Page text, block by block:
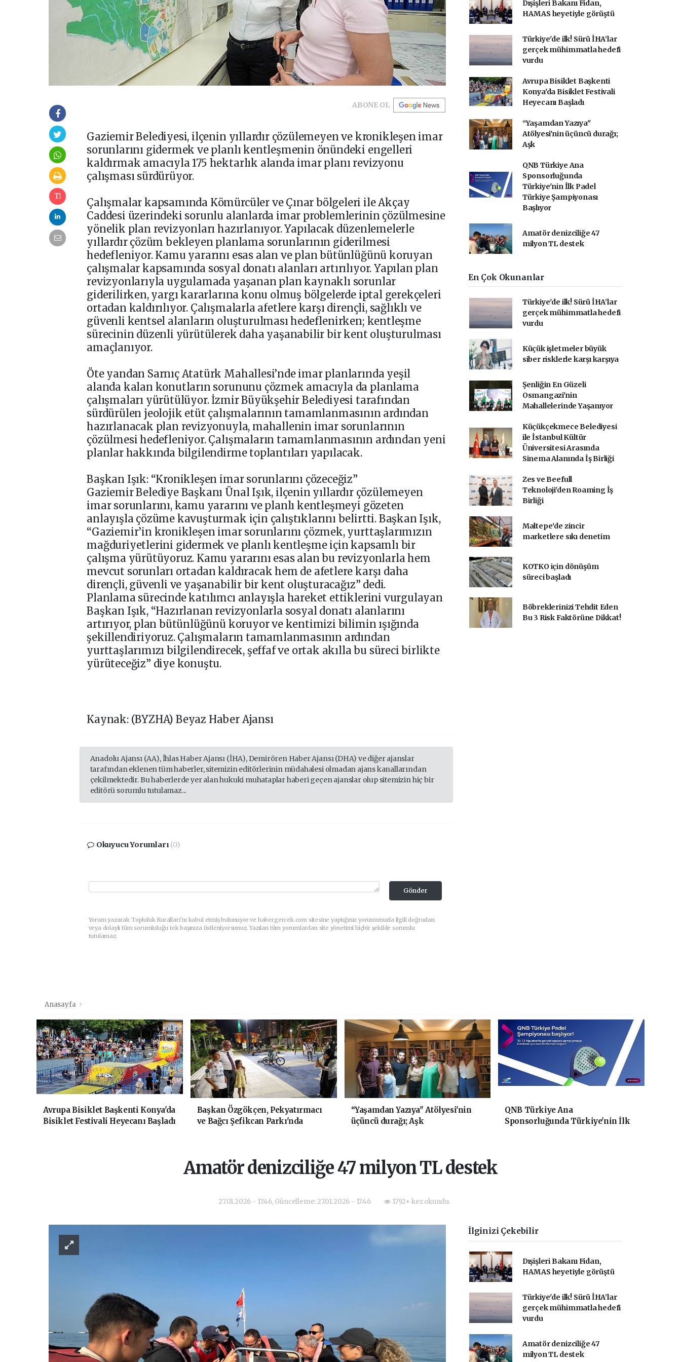
ABONE OL
Gaziemir Belediyesi, ilçenin yıllardır çözülemeyen ve kronikleşen imar
sorunlarını gidermek ve planlı kentleşmenin önündeki engelleri
kaldırmak amacıyla 175 hektarlık alanda imar planı revizyonu
çalışması sürdürüyor.
Çalışmalar kapsamında Kömürcüler ve Çınar bölgeleri ile Akçay
Caddesi üzerindeki sorunlu alanlarda imar problemlerinin çözülmesine
yönelik plan revizyonları hazırlanıyor. Yapılacak düzenlemelerle
yıllardır çözüm bekleyen planlama sorunlarının giderilmesi
hedefleniyor. Kamu yararını esas alan ve plan bütünlüğünü koruyan
çalışmalar kapsamında sosyal donatı alanları artırılıyor. Yapılan plan
revizyonlarıyla uygulamada yaşanan plan kaynaklı sorunlar
giderilirken, yargı kararlarına konu olmuş bölgelerde iptal gerekçeleri
ortadan kaldırılıyor. Çalışmalarla afetlere karşı dirençli, sağlıklı ve
güvenli kentsel alanların oluşturulması hedeflenirken; kentleşme
sürecinin düzenli yürütülerek daha yaşanabilir bir kent oluşturulması
amaçlanıyor.
Öte yandan Sarnıç Atatürk Mahallesi’nde imar planlarında yeşil
alanda kalan konutların sorununu çözmek amacıyla da planlama
çalışmaları yürütülüyor. İzmir Büyükşehir Belediyesi tarafından
sürdürülen jeolojik etüt çalışmalarının tamamlanmasının ardından
hazırlanacak plan revizyonuyla, mahallenin imar sorunlarının
çözülmesi hedefleniyor. Çalışmaların tamamlanmasının ardından yeni
planlar hakkında bilgilendirme toplantıları yapılacak.
Başkan Işık: “Kronikleşen imar sorunlarını çözeceğiz”
Gaziemir Belediye Başkanı Ünal Işık, ilçenin yıllardır çözülemeyen
imar sorunlarını, kamu yararını ve planlı kentleşmeyi gözeten
anlayışla çözüme kavuşturmak için çalıştıklarını belirtti. Başkan Işık,
“Gaziemir’in kronikleşen imar sorunlarını çözmek, yurttaşlarımızın
mağduriyetlerini gidermek ve planlı kentleşme için kapsamlı bir
çalışma yürütüyoruz. Kamu yararını esas alan bu revizyonlarla hem
mevcut sorunları ortadan kaldıracak hem de afetlere karşı daha
dirençli, güvenli ve yaşanabilir bir kent oluşturacağız” dedi.
Planlama sürecinde katılımcı anlayışla hareket ettiklerini vurgulayan
Başkan Işık, “Hazırlanan revizyonlarla sosyal donatı alanlarını
artırıyor, plan bütünlüğünü koruyor ve kentimizi bilimin ışığında
şekillendiriyoruz. Çalışmaların tamamlanmasının ardından
yurttaşlarımızı bilgilendirecek, şeffaf ve ortak akılla bu süreci birlikte
yürüteceğiz” diye konuştu.
Kaynak: (BYZHA) Beyaz Haber Ajansı
Anadolu Ajansı (AA), İhlas Haber Ajansı (İHA), Demirören Haber Ajansı (DHA) ve diğer ajanslar
tarafından eklenen tüm haberler, sitemizin editörlerinin müdahalesi olmadan ajans kanallarından
çekilmektedir. Bu haberlerde yer alan hukuki muhataplar haberi geçen ajanslar olup sitemizin hiç bir
editörü sorumlu tutulamaz...
Okuyucu Yorumları(0)
Gönder
Yorum yazarak Topluluk Kuralları’nı kabul etmiş bulunuyor ve habergercek.com sitesine yaptığınız yorumunuzla ilgili doğrudan
veya dolaylı tüm sorumluluğu tek başınıza üstleniyorsunuz. Yazılan tüm yorumlardan site yönetimi hiçbir şekilde sorumlu
tutulamaz.
Dışişleri Bakanı Fidan,
HAMAS heyetiyle görüştü
Türkiye'de ilk! Sürü İHA’lar
gerçek mühimmatla hedefi
vurdu
Avrupa Bisiklet Başkenti
Konya'da Bisiklet Festivali
Heyecanı Başladı
“Yaşamdan Yazıya"
Atölyesi'nin üçüncü durağı;
Aşk
QNB Türkiye Ana
Sponsorluğunda
Türkiye'nin İlk Padel
Türkiye Şampiyonası
Başlıyor
Amatör denizciliğe 47
milyon TL destek
En Çok Okunanlar
Türkiye'de ilk! Sürü İHA’lar
gerçek mühimmatla hedefi
vurdu
Küçük işletmeler büyük
siber risklerle karşı karşıya
Şenliğin En Güzeli
Osmangazi'nin
Mahallelerinde Yaşanıyor
Küçükçekmece Belediyesi
ile İstanbul Kültür
Üniversitesi Arasında
Sinema Alanında İş Birliği
Zes ve Beefull
Teknoloji'den Roaming İş
Birliği
Maltepe'de zincir
marketlere sıkı denetim
KOTKO için dönüşüm
süreci başladı
Böbreklerinizi Tehdit Eden
Bu 3 Risk Faktörüne Dikkat!
Anasayfa
Avrupa Bisiklet Başkenti Konya'da
Bisiklet Festivali Heyecanı Başladı
Başkan Özgökçen, Pekyatırmacı
ve Bağcı Şefikcan Parkı'nda
“Yaşamdan Yazıya" Atölyesi'nin
üçüncü durağı; Aşk
QNB Türkiye Ana
Sponsorluğunda Türkiye'nin İlk
Amatör denizciliğe 47 milyon TL destek
27.01.2026 - 17:46, Güncelleme: 27.01.2026 - 17:46 1792+ kez okundu.
İlginizi Çekebilir
Dışişleri Bakanı Fidan,
HAMAS heyetiyle görüştü
Türkiye'de ilk! Sürü İHA’lar
gerçek mühimmatla hedefi
vurdu
Amatör denizciliğe 47
milyon TL destek